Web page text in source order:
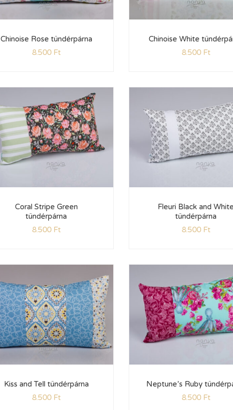
Chinoise Rose tündérpárna
8.500 Ft
Chinoise White
8.500 Ft
Coral Stripe Green
tündérpárna
8.500 Ft
Fleuri Black and
tündérpárna
8.500 Ft
Kiss and Tell tündérpárna
8.500 Ft
Neptune’s Ruby
8.500 Ft